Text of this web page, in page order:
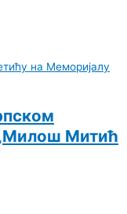
Митић